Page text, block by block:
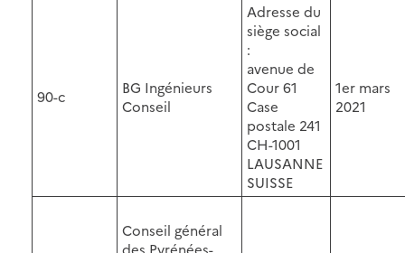
90-c
BG Ingénieurs
Conseil
Adresse du
siège social
:
avenue de
Cour 61
Case
postale 241
CH-1001
LAUSANNE
SUISSE
1er mars
2021
Conseil général
des Pyrénées-